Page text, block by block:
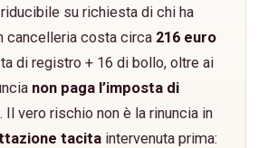
su richiesta di chi ha
cancelleria costa circa 216 euro
di registro + 16 di bollo, oltre ai
non paga l’imposta di
. Il vero rischio non è la rinuncia in
tacita intervenuta prima: